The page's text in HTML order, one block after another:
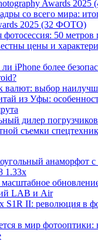
Awards
со всего мира:
2025 (32 ФОТО)
фотосессия: 50 метров
цены и
iPhone более
выбор
из Уфы:
дилер
съемки
анаморфот с
1.33x
LAB и Air
S1R II: революция в
в мир